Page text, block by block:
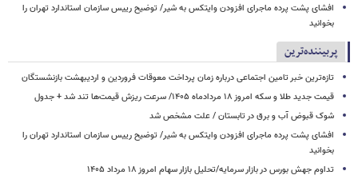
افشای پشت پرده ماجرای افزودن وایتکس به شیر/ توضیح رییس سازمان استاندارد تهران را
بخوانید
پربیننده‌ترین
تازه‌ترین خبر تامین اجتماعی درباره زمان پرداخت معوقات فروردین و اردیبهشت بازنشستگان
قیمت جدید طلا و سکه امروز ۱۸ مردادماه ۱۴۰۵/ سرعت ریزش قیمت‌ها تند شد + جدول
شوک قبوض آب و برق در تابستان / علت مشخص شد
افشای پشت پرده ماجرای افزودن وایتکس به شیر/ توضیح رییس سازمان استاندارد تهران را
بخوانید
تداوم جهش بورس در بازار سرمایه/تحلیل بازار سهام امروز ۱۸ مرداد ۱۴۰۵